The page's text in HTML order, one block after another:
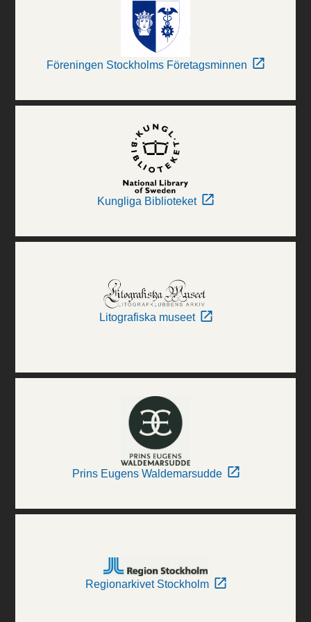
Föreningen Stockholms Företagsminnen
Kungliga Biblioteket
Litografiska museet
Prins Eugens Waldemarsudde
Regionarkivet Stockholm